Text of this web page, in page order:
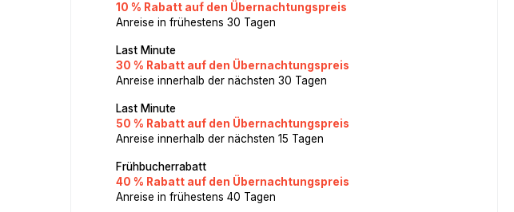
10 % Rabatt auf den Übernachtungspreis
Anreise in frühestens 30 Tagen
Last Minute
30 % Rabatt auf den Übernachtungspreis
Anreise innerhalb der nächsten 30 Tagen
Last Minute
50 % Rabatt auf den Übernachtungspreis
Anreise innerhalb der nächsten 15 Tagen
Frühbucherrabatt
40 % Rabatt auf den Übernachtungspreis
Anreise in frühestens 40 Tagen